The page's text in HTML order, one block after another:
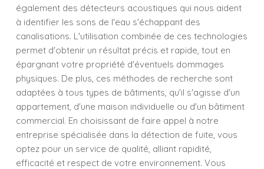
également des détecteurs acoustiques qui nous aident
à identifier les sons de l'eau s'échappant des
canalisations. L'utilisation combinée de ces technologies
permet d'obtenir un résultat précis et rapide, tout en
épargnant votre propriété d'éventuels dommages
physiques. De plus, ces méthodes de recherche sont
adaptées à tous types de bâtiments, qu'il s'agisse d'un
appartement, d'une maison individuelle ou d'un bâtiment
commercial. En choisissant de faire appel à notre
entreprise spécialisée dans la détection de fuite, vous
optez pour un service de qualité, alliant rapidité,
efficacité et respect de votre environnement. Vous